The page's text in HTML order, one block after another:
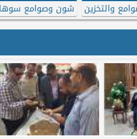
والتخزين شون وصوامع